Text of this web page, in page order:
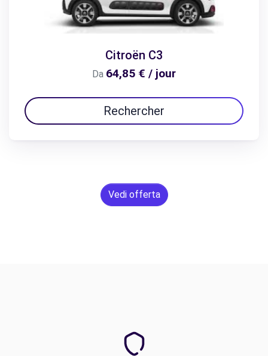
Citroën C3
Da 64,85 € / jour
Rechercher
Vedi offerta